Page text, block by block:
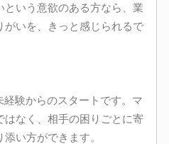
いう意欲のある方なら、業
いを、きっと感じられるで
験からのスタートです。マ
はなく、相手の困りごとに寄
い方ができます。